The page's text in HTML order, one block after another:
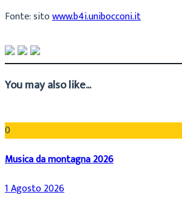
Fonte: sitowww.b4i.unibocconi.it
You may also like...
0
Musica da montagna 2026
1 Agosto 2026